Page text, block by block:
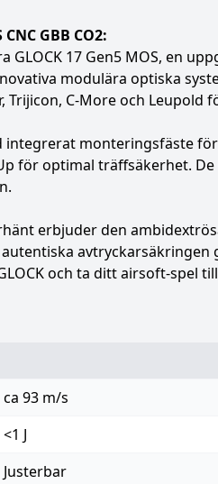
GBB CO2:
17 Gen5 MOS, en
modulära optiska
C-More och Leupold
integrerat monteringsfäste
för optimal träffsäkerhet.
erbjuder den
och ta ditt airsoft-spel
ca 93 m/s
<1 J
Justerbar